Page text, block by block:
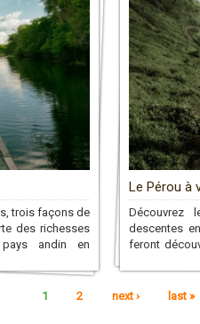
trois façons de
des richesses
andin en
avec des
isolées du
Le Pérou à
Découvrez
descentes
feront
1 2 next › last »